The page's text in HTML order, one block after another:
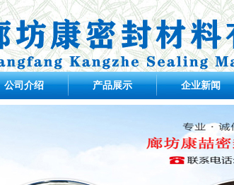
公司介绍 产品展示 企业新闻